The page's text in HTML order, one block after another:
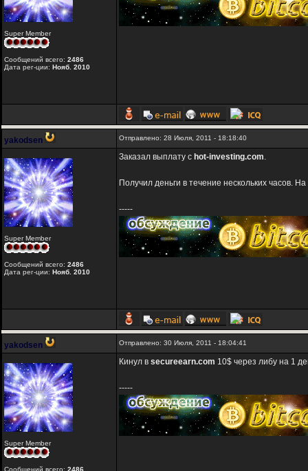
Super Member
Сообщений всего: 2486
Дата рег-ции: Нояб. 2010
yakodsen Отправлено: 28 Июля, 2011 - 18:18:40
Super Member
Сообщений всего: 2486
Дата рег-ции: Нояб. 2010
Заказал выплату с hot-investing.com.
Получил деньги в течение нескольких часов.
-----
yakodsen Отправлено: 30 Июля, 2011 - 18:04:41
Super Member
Сообщений всего: 2486
Кинул в secureearn.com 10$ через либу на 1
-----